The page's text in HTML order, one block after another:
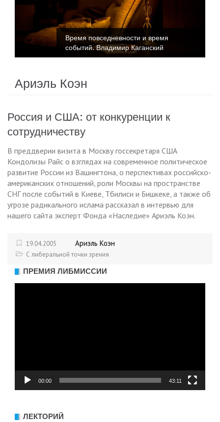
Время повседневности и время
событий. Владимир Каганский
Ариэль Коэн
Россия и США: от конкуренции к
сотрудничеству
В преддверии визита в Москву госсекретаря США
Кондолизы Райс о взглядах на современное политическое
развитие России из Вашингтона, о перспективах российско-
американских отношений, роли Москвы на пространстве
СНГ после событий в Киеве, Тбилиси и Бишкеке, а также об
угрозе радикального ислама рассказал в интервью для
нашего сайта эксперт Фонда «Наследие» Ариэль Коэн.
19.04.2005 Ариэль Коэн
С либеральной точки зрения
ПРЕМИЯ ЛИБМИССИИ
00:00 43:11
ЛЕКТОРИЙ